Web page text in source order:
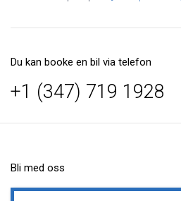
Du kan booke en bil via telefon
+1 (347) 719 1928
Bli med oss